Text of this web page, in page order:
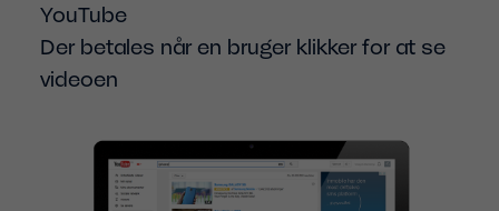
YouTube
Der betales når en bruger klikker for at se
videoen